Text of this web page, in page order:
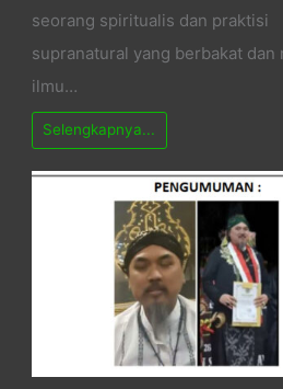
seorang spiritualis dan praktisi
supranatural yang berbakat dan
ilmu…
Selengkapnya...